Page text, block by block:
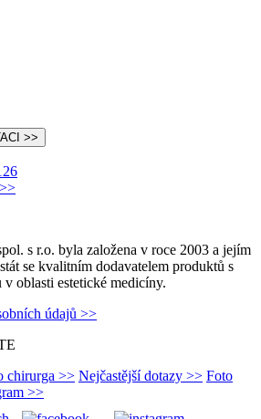
>>
s r.o. byla založena v roce 2003 a jejím
se kvalitním dodavatelem produktů s
oblasti estetické medicíny.
údajů >>
chirurga >> Nejčastější dotazy >> Foto
>>